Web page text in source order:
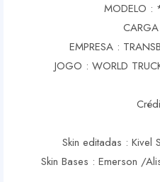
EMPRESA :
JOGO : WORLD
Skin editadas : Kivel
Skin Bases : Emerson /